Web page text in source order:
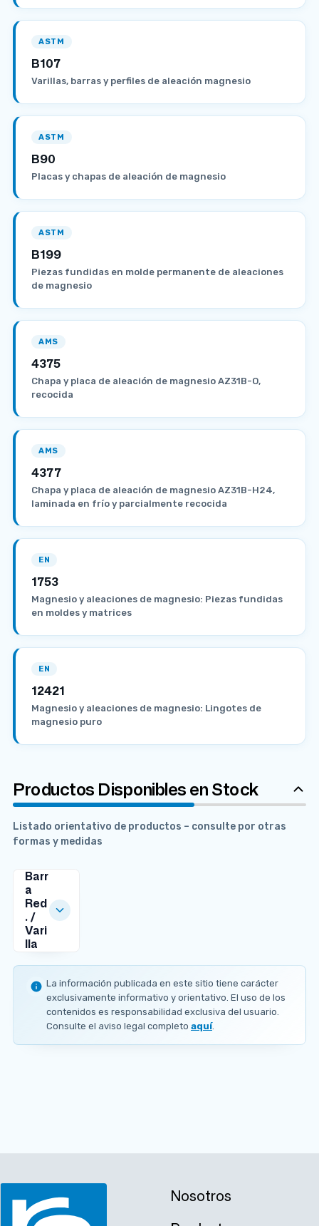
ASTM
B107
Varillas, barras y perfiles de aleación magnesio
ASTM
B90
Placas y chapas de aleación de magnesio
ASTM
B199
Piezas fundidas en molde permanente de aleaciones
de magnesio
AMS
4375
Chapa y placa de aleación de magnesio AZ31B-O,
recocida
AMS
4377
Chapa y placa de aleación de magnesio AZ31B-H24,
laminada en frío y parcialmente recocida
EN
1753
Magnesio y aleaciones de magnesio: Piezas fundidas
en moldes y matrices
EN
12421
Magnesio y aleaciones de magnesio: Lingotes de
magnesio puro
Productos Disponibles en Stock
Listado orientativo de productos – consulte por otras
formas y medidas
Barr
a
Red
. /
Vari
lla
Ø
m
La información publicada en este sitio tiene carácter
exclusivamente informativo y orientativo. El uso de los
contenidos es responsabilidad exclusiva del usuario.
Consulte el aviso legal completo aquí.
Nosotros